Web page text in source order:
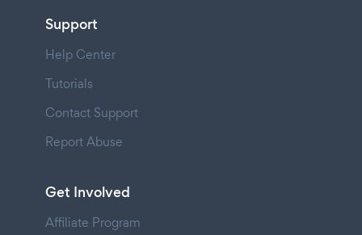
Support
Help Center
Tutorials
Contact Support
Report Abuse
Get Involved
Affiliate Program